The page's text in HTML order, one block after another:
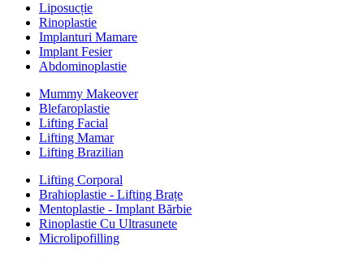
Liposucție
Rinoplastie
Implanturi Mamare
Implant Fesier
Abdominoplastie
Mummy Makeover
Blefaroplastie
Lifting Facial
Lifting Mamar
Lifting Brazilian
Lifting Corporal
Brahioplastie - Lifting Brațe
Mentoplastie - Implant Bărbie
Rinoplastie Cu Ultrasunete
Microlipofilling